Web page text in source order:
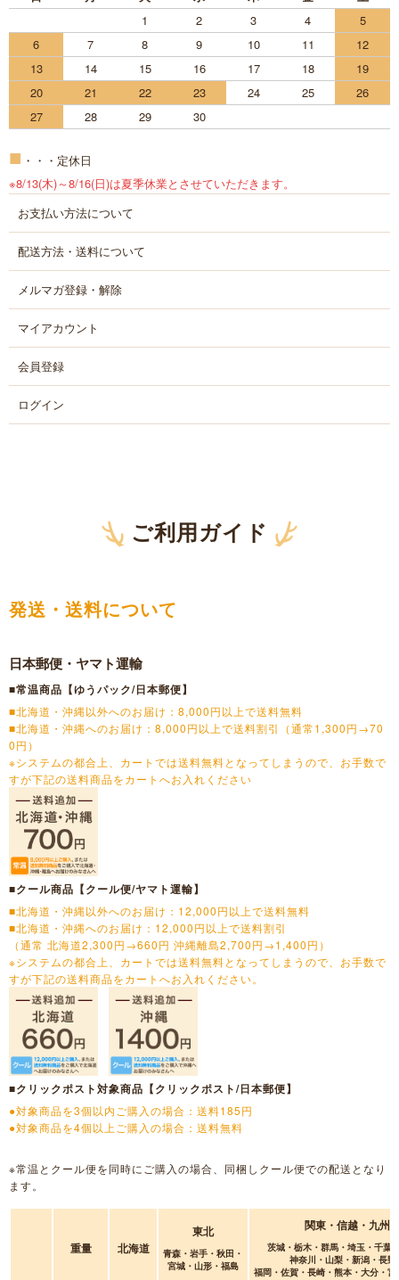
1
2 3 4
5
6
7 8 9 10 11
12
13
14 15 16 17 18
19
20
21 22 23 24 25
26
27
28 29 30
■ ・・・定休日
※8/13(木)～8/16(日)は夏季休業とさせていただきます。
お支払い方法について
配送方法・送料について
メルマガ登録・解除
マイアカウント
会員登録
ログイン
ご利用ガイド
発送・送料について
日本郵便・ヤマト運輸
■常温商品【ゆうパック/日本郵便】
■北海道・沖縄以外へのお届け：8,000円以上で送料無料
■北海道・沖縄へのお届け：8,000円以上で送料割引（通常1,300円→70
0円）
※システムの都合上、カートでは送料無料となってしまうので、お手数で
すが下記の送料商品をカートへお入れください
■クール商品【クール便/ヤマト運輸】
■北海道・沖縄以外へのお届け：12,000円以上で送料無料
■北海道・沖縄へのお届け：12,000円以上で送料割引
（通常 北海道2,300円→660円 沖縄離島2,700円→1,400円）
※システムの都合上、カートでは送料無料となってしまうので、お手数で
すが下記の送料商品をカートへお入れください。
■クリックポスト対象商品【クリックポスト/日本郵便】
●対象商品を3個以内ご購入の場合：送料185円
●対象商品を4個以上ご購入の場合：送料無料
※常温とクール便を同時にご購入の場合、同梱しクール便での配送となり
ます。
重量 北海道
東北
青森・岩手・秋田・
宮城・山形・福島
関東・信越・九州
茨城・栃木・群馬・埼玉・千葉
神奈川・山梨・新潟・長野
福岡・佐賀・長崎・熊本・大分・